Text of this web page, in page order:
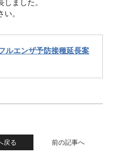
しました。
。
ルエンザ予防接種延長案
戻る 前の記事へ